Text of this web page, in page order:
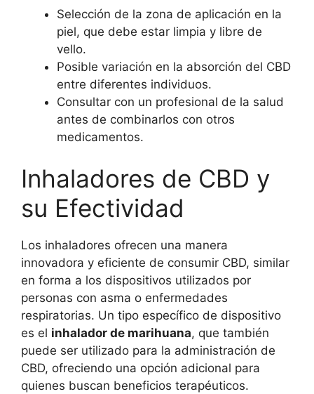
Selección de la zona de aplicación en la
piel, que debe estar limpia y libre de
vello.
Posible variación en la absorción del CBD
entre diferentes individuos.
Consultar con un profesional de la salud
antes de combinarlos con otros
medicamentos.
Inhaladores de CBD y
su Efectividad
Los inhaladores ofrecen una manera
innovadora y eficiente de consumir CBD, similar
en forma a los dispositivos utilizados por
personas con asma o enfermedades
respiratorias. Un tipo específico de dispositivo
es el inhalador de marihuana, que también
puede ser utilizado para la administración de
CBD, ofreciendo una opción adicional para
quienes buscan beneficios terapéuticos.